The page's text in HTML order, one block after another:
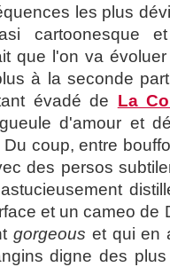
les plus
cartoonesque
que l'on va
à la seconde
évadé de La
d'amour et
coup, entre
des persos
et un cameo de
gorgeous et qui en
digne des